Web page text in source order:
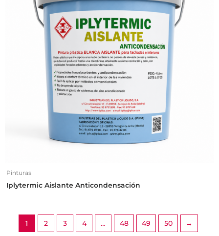
Pinturas
Iplytermic Aislante Anticondensación
1 2 3 4 … 48 49 50 →